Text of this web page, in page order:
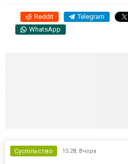
Reddit Telegram
WhatsApp
Суспільство 15:28, Вчора